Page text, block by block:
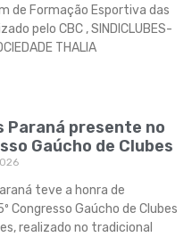
de Formação Esportiva das
pelo CBC , SINDICLUBES-
THALIA
Paraná presente no
Gaúcho de Clubes
teve a honra de
Congresso Gaúcho de Clubes
realizado no tradicional